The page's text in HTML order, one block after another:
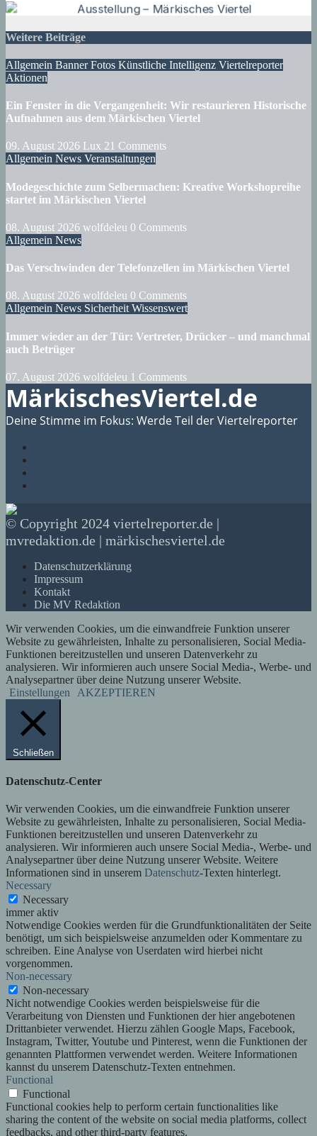
Weitere Beiträge
Allgemein BannerFotos Künstliche Intelligenz Viertelreporter
Aktionen
Ein Fenster in die Vergangenheit: Wir restaurieren Historische
Aufnahmen aus dem Märkischen Viertel
09. August 2026 Lux 21 Comments
Allgemein News Veranstaltungen
Modegeschichte zum Selbermachen: Kreative Workshopreihe
startet im Märkischen Viertel
08. August 2026 wolfdeleu 0 Comments
Allgemein News
Das Verschwinden der Telefonzellen im Märkischen Viertel
08. August 2026 wolfdeleu 0 Comments
Allgemein News Sicherheit Wissenswert
Immer wieder an der Tür: Vertreter, Drücker – und manchmal
auch Betrüger
07. August 2026 wolfdeleu 1 Comments
MärkischesViertel.de
Deine Stimme im Fokus: Werde Teil der Viertelreporter
© Copyright 2024 viertelreporter.de |
mvredaktion.de | märkischesviertel.de
Datenschutzerklärung
Impressum
Kontakt
Die MV Redaktion
Wir verwenden Cookies, um die einwandfreie Funktion unserer
Website zu gewährleisten, Inhalte zu personalisieren, Social Media-
Funktionen bereitzustellen und unseren Datenverkehr zu
analysieren. Wir informieren auch unsere Social Media-, Werbe- und
Analysepartner über deine Nutzung unserer Website.
Einstellungen
AKZEPTIEREN
Schließen
Datenschutz-Center
Wir verwenden Cookies, um die einwandfreie Funktion unserer
Website zu gewährleisten, Inhalte zu personalisieren, Social Media-
Funktionen bereitzustellen und unseren Datenverkehr zu
analysieren. Wir informieren auch unsere Social Media-, Werbe- und
Analysepartner über deine Nutzung unserer Website. Weitere
Informationen sind in unserem Datenschutz-Texten hinterlegt.
Necessary
Necessary
immer aktiv
Notwendige Cookies werden für die Grundfunktionalitäten der Seite
benötigt, um sich beispielsweise anzumelden oder Kommentare zu
schreiben. Eine Analyse von Userdaten wird hierbei nicht
vorgenommen.
Non-necessary
Non-necessary
Nicht notwendige Cookies werden beispielsweise für die
Verarbeitung von Diensten und Funktionen der hier angebotenen
Drittanbieter verwendet. Hierzu zählen Google Maps, Facebook,
Instagram, Twitter, Youtube und Pinterest, wenn die Funktionen der
genannten Plattformen verwendet werden. Weitere Informationen
kannst du unserem Datenschutz-Texten entnehmen.
Functional
Functional
Functional cookies help to perform certain functionalities like
sharing the content of the website on social media platforms, collect
feedbacks, and other third-party features.